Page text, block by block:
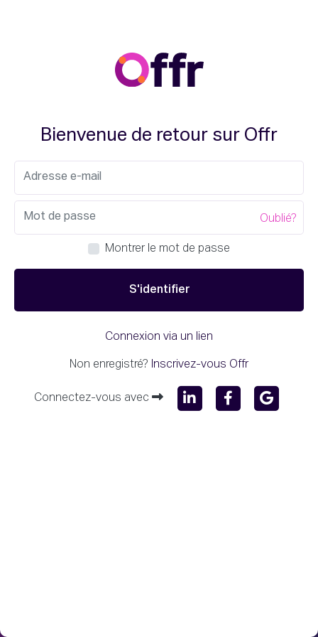
Bienvenue de retour sur Offr
Oublié?
Montrer le mot de passe
S'identifier
Connexion via un lien
Non enregistré? Inscrivez-vous Offr
Connectez-vous avec